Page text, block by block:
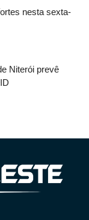
nesta sexta-
Niterói prevê